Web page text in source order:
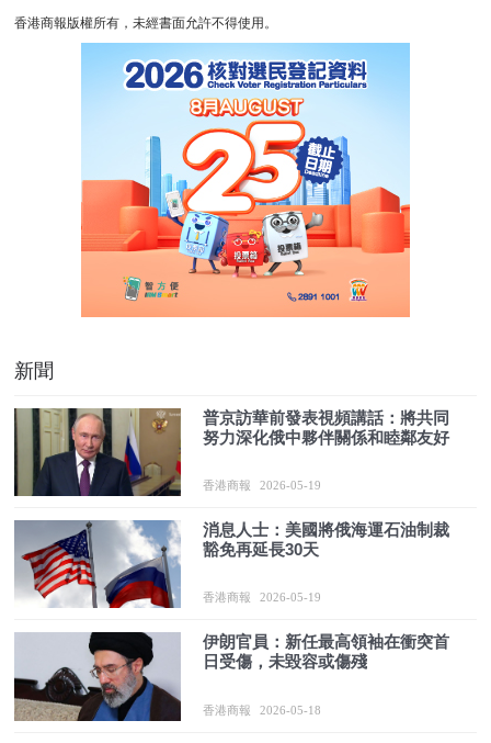
香港商報版權所有，未經書面允許不得使用。
新聞
普京訪華前發表視頻講話：將共同
努力深化俄中夥伴關係和睦鄰友好
香港商報 2026-05-19
消息人士：美國將俄海運石油制裁
豁免再延長30天
香港商報 2026-05-19
伊朗官員：新任最高領袖在衝突首
日受傷，未毀容或傷殘
香港商報 2026-05-18